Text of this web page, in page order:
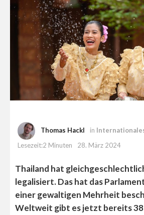
Thomas Hackl in
Lesezeit:2 Minuten
28. März 2024
Thailand hat
legalisiert. Das hat das
einer gewaltigen Mehrheit
Weltweit gibt es jetzt bereits 38